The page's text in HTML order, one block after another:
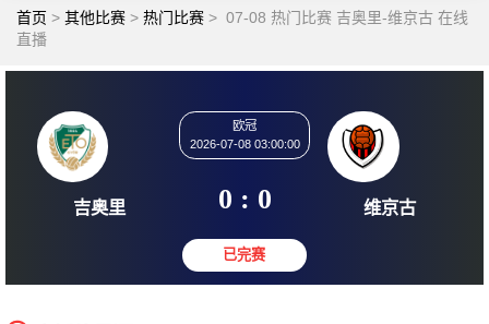
首页 > 其他比赛 > 热门比赛 > 07-08 热门比赛 吉奥里-维京古 在线
直播
2026-07-08 03:00:00
0 : 0